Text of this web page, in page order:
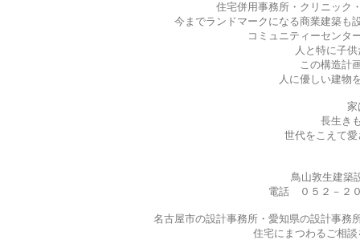
住宅併用事務所・クリニック
今までランドマークになる商業建築も
コミュニティーセンタ
人と特に子
この構造計
人に優しい建物
家
長生き
世代をこえて
鳥山敦生建
電話 ０５２－２
名古屋市の設計事務所・愛知県の設計事務
住宅にまつわるご相